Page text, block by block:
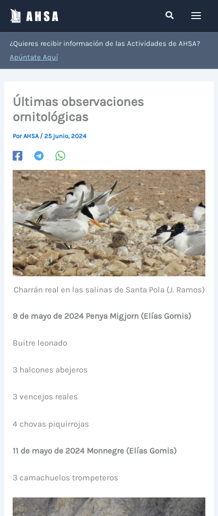
contenido
Buscar
¿Quieres recibir información de las Actividades de AHSA?
Apúntate Aquí
Últimas observaciones
ornitológicas
PorAHSA /25 junio, 2024
Charrán real en las salinas de Santa Pola (J. Ramos)
9 de mayo de 2024 Penya Migjorn (Elías Gomis)
Buitre leonado
3 halcones abejeros
3 vencejos reales
4 chovas piquirrojas
11 de mayo de 2024 Monnegre (Elías Gomis)
3 camachuelos trompeteros